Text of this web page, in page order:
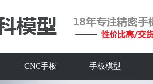
CNC手板 手板模型